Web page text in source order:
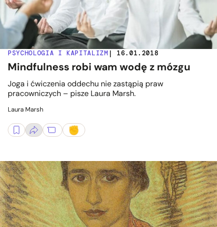
PSYCHOLOGIA I KAPITALIZM | 16.01.2018
Mindfulness robi wam wodę z mózgu
Joga i ćwiczenia oddechu nie zastąpią praw
pracowniczych – pisze Laura Marsh.
Laura Marsh